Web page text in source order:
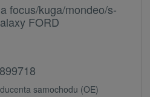
focus/kuga/mondeo/s-
FORD
samochodu (OE)